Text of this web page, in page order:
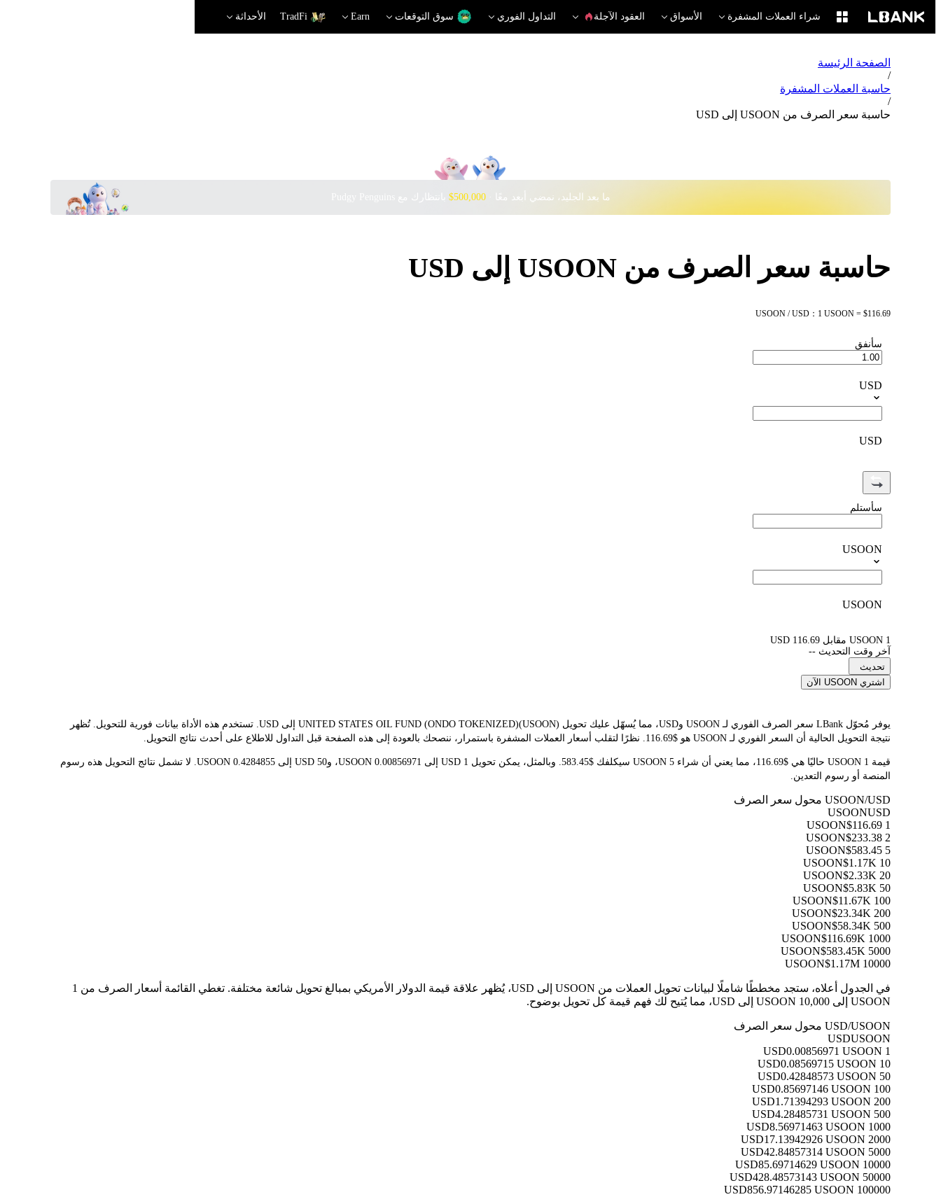
شراء العملات المشفرة الأسواق العقود الآجلة التداول الفوري سوق التوقعات Earn
TradFi الأحداثة
الصفحة الرئيسة
/
حاسبة العملات المشفرة
/
حاسبة سعر الصرف من USOON إلى USD
ما بعد الجليد، نمضي أبعد معًا · ‎$500,000 بانتظارك مع Pudgy Penguins
حاسبة سعر الصرف من USOON إلى USD
USOON / USD：1 USOON = $116.69
سأنفق
USD
USD
سأستلم
USOON
USOON
1 USOON مقابل 116.69 USD
آخر وقت التحديث --
تحديث
اشتري USOON الآن
يوفر مُحوّل LBank سعر الصرف الفوري لـ USOON وUSD، مما يُسهّل عليك تحويل UNITED STATES OIL FUND (ONDO TOKENIZED)(USOON) إلى USD. تستخدم هذه الأداة بيانات فورية للتحويل. تُظهر
نتيجة التحويل الحالية أن السعر الفوري لـ USOON هو $116.69. نظرًا لتقلب أسعار العملات المشفرة باستمرار، ننصحك بالعودة إلى هذه الصفحة قبل التداول للاطلاع على أحدث نتائج التحويل.
قيمة 1 USOON حاليًا هي $116.69، مما يعني أن شراء 5 USOON سيكلفك $583.45. وبالمثل، يمكن تحويل 1 USD إلى 0.00856971 USOON، و50 USD إلى 0.4284855 USOON. لا تشمل نتائج التحويل هذه رسوم
المنصة أو رسوم التعدين.
USOON/USD محول سعر الصرف
USOONUSD
1 USOON
$116.69
2 USOON
$233.38
5 USOON
$583.45
10 USOON
$1.17K
20 USOON
$2.33K
50 USOON
$5.83K
100 USOON
$11.67K
200 USOON
$23.34K
500 USOON
$58.34K
1000 USOON
$116.69K
5000 USOON
$583.45K
10000 USOON
$1.17M
في الجدول أعلاه، ستجد مخططًا شاملًا لبيانات تحويل العملات من USOON إلى USD، يُظهر علاقة قيمة الدولار الأمريكي بمبالغ تحويل شائعة مختلفة. تغطي القائمة أسعار الصرف من 1
USOON إلى 10,000 USOON إلى USD، مما يُتيح لك فهم قيمة كل تحويل بوضوح.
USD/USOON محول سعر الصرف
USDUSOON
1 USD
0.00856971 USOON
10 USD
0.08569715 USOON
50 USD
0.42848573 USOON
100 USD
0.85697146 USOON
200 USD
1.71394293 USOON
500 USD
4.28485731 USOON
1000 USD
8.56971463 USOON
2000 USD
17.13942926 USOON
5000 USD
42.84857314 USOON
10000 USD
85.69714629 USOON
50000 USD
428.48573143 USOON
100000 USD
856.97146285 USOON